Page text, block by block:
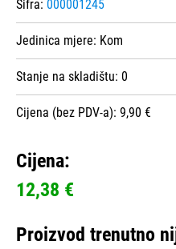
Šifra: 000001245
Jedinica mjere: Kom
Stanje na skladištu: 0
Cijena (bez PDV-a): 9,90 €
Cijena:
12,38 €
Proizvod trenutno